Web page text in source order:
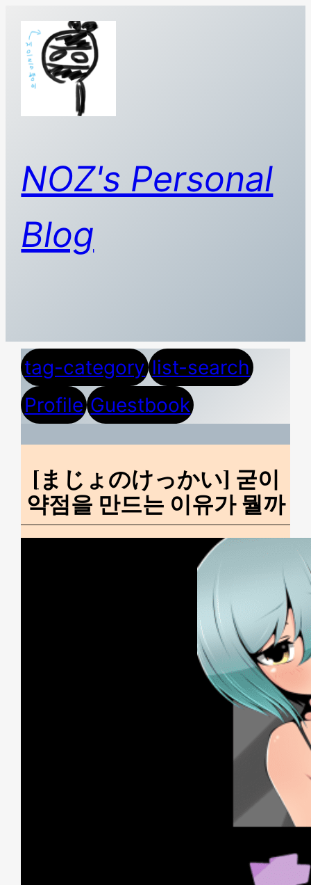
NOZ's Personal
Blog
tag-category list-search
Profile Guestbook
[まじょのけっかい] 굳이
약점을 만드는 이유가 뭘까